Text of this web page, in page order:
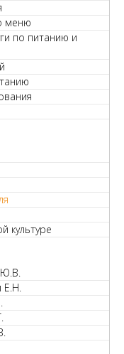
меню
по питанию и
культуре
Ю.В.
Е.Н.